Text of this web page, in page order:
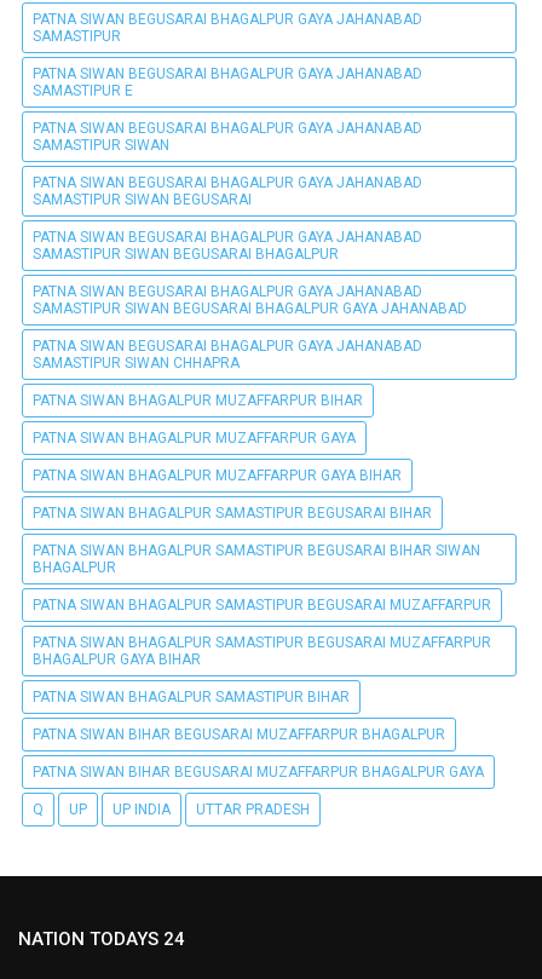
PATNA SIWAN BEGUSARAI BHAGALPUR GAYA JAHANABAD
SAMASTIPUR
PATNA SIWAN BEGUSARAI BHAGALPUR GAYA JAHANABAD
SAMASTIPUR E
PATNA SIWAN BEGUSARAI BHAGALPUR GAYA JAHANABAD
SAMASTIPUR SIWAN
PATNA SIWAN BEGUSARAI BHAGALPUR GAYA JAHANABAD
SAMASTIPUR SIWAN BEGUSARAI
PATNA SIWAN BEGUSARAI BHAGALPUR GAYA JAHANABAD
SAMASTIPUR SIWAN BEGUSARAI BHAGALPUR
PATNA SIWAN BEGUSARAI BHAGALPUR GAYA JAHANABAD
SAMASTIPUR SIWAN BEGUSARAI BHAGALPUR GAYA JAHANABAD
PATNA SIWAN BEGUSARAI BHAGALPUR GAYA JAHANABAD
SAMASTIPUR SIWAN CHHAPRA
PATNA SIWAN BHAGALPUR MUZAFFARPUR BIHAR
PATNA SIWAN BHAGALPUR MUZAFFARPUR GAYA
PATNA SIWAN BHAGALPUR MUZAFFARPUR GAYA BIHAR
PATNA SIWAN BHAGALPUR SAMASTIPUR BEGUSARAI BIHAR
PATNA SIWAN BHAGALPUR SAMASTIPUR BEGUSARAI BIHAR SIWAN
BHAGALPUR
PATNA SIWAN BHAGALPUR SAMASTIPUR BEGUSARAI MUZAFFARPUR
PATNA SIWAN BHAGALPUR SAMASTIPUR BEGUSARAI MUZAFFARPUR
BHAGALPUR GAYA BIHAR
PATNA SIWAN BHAGALPUR SAMASTIPUR BIHAR
PATNA SIWAN BIHAR BEGUSARAI MUZAFFARPUR BHAGALPUR
PATNA SIWAN BIHAR BEGUSARAI MUZAFFARPUR BHAGALPUR GAYA
Q UP UP INDIA UTTAR PRADESH
NATION TODAYS 24